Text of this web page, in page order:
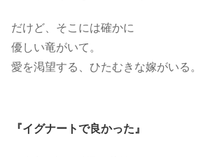
だけど、そこには確かに
優しい竜がいて。
愛を渇望する、ひたむきな嫁がいる。
『イグナートで良かった』